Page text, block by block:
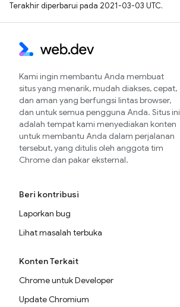
Terakhir diperbarui pada 2021-03-03 UTC.
Kami ingin membantu Anda membuat
situs yang menarik, mudah diakses, cepat,
dan aman yang berfungsi lintas browser,
dan untuk semua pengguna Anda. Situs ini
adalah tempat kami menyediakan konten
untuk membantu Anda dalam perjalanan
tersebut, yang ditulis oleh anggota tim
Chrome dan pakar eksternal.
Beri kontribusi
Laporkan bug
Lihat masalah terbuka
Konten Terkait
Chrome untuk Developer
Update Chromium